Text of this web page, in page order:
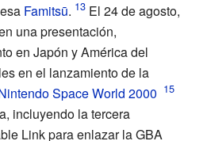
Famitsū.
El 24 de agosto,
una presentación,
en Japón y América del
en el lanzamiento de la
Space World 2000
incluyendo la tercera
Link para enlazar la GBA